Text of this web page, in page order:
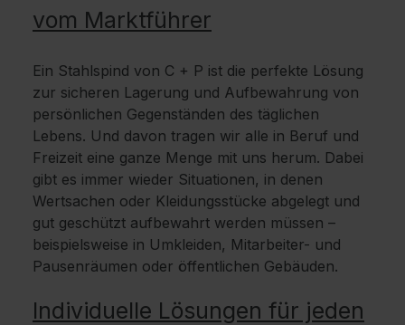
vom Marktführer
Ein Stahlspind von C + P ist die perfekte Lösung
zur sicheren Lagerung und Aufbewahrung von
persönlichen Gegenständen des täglichen
Lebens. Und davon tragen wir alle in Beruf und
Freizeit eine ganze Menge mit uns herum. Dabei
gibt es immer wieder Situationen, in denen
Wertsachen oder Kleidungsstücke abgelegt und
gut geschützt aufbewahrt werden müssen –
beispielsweise in Umkleiden, Mitarbeiter- und
Pausenräumen oder öffentlichen Gebäuden.
Individuelle Lösungen für jeden